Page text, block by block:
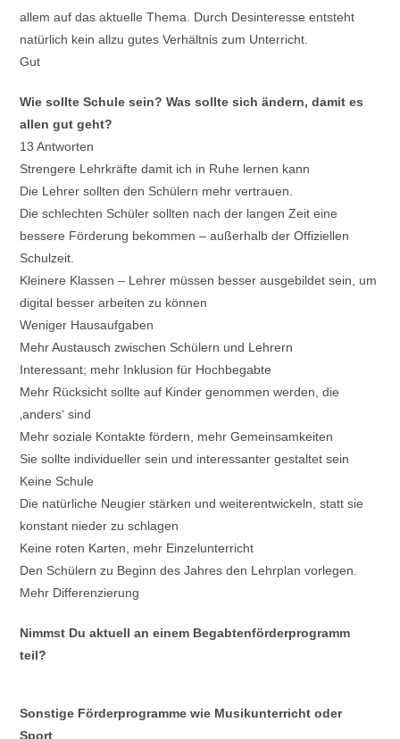
allem auf das aktuelle Thema. Durch Desinteresse entsteht
natürlich kein allzu gutes Verhältnis zum Unterricht.
Gut
Wie sollte Schule sein? Was sollte sich ändern, damit es
allen gut geht?
13 Antworten
Strengere Lehrkräfte damit ich in Ruhe lernen kann
Die Lehrer sollten den Schülern mehr vertrauen.
Die schlechten Schüler sollten nach der langen Zeit eine
bessere Förderung bekommen – außerhalb der Offiziellen
Schulzeit.
Kleinere Klassen – Lehrer müssen besser ausgebildet sein, um
digital besser arbeiten zu können
Weniger Hausaufgaben
Mehr Austausch zwischen Schülern und Lehrern
Interessant; mehr Inklusion für Hochbegabte
Mehr Rücksicht sollte auf Kinder genommen werden, die
‚anders‘ sind
Mehr soziale Kontakte fördern, mehr Gemeinsamkeiten
Sie sollte individueller sein und interessanter gestaltet sein
Keine Schule
Die natürliche Neugier stärken und weiterentwickeln, statt sie
konstant nieder zu schlagen
Keine roten Karten, mehr Einzelunterricht
Den Schülern zu Beginn des Jahres den Lehrplan vorlegen.
Mehr Differenzierung
Nimmst Du aktuell an einem Begabtenförderprogramm
teil?
Sonstige Förderprogramme wie Musikunterricht oder
Sport